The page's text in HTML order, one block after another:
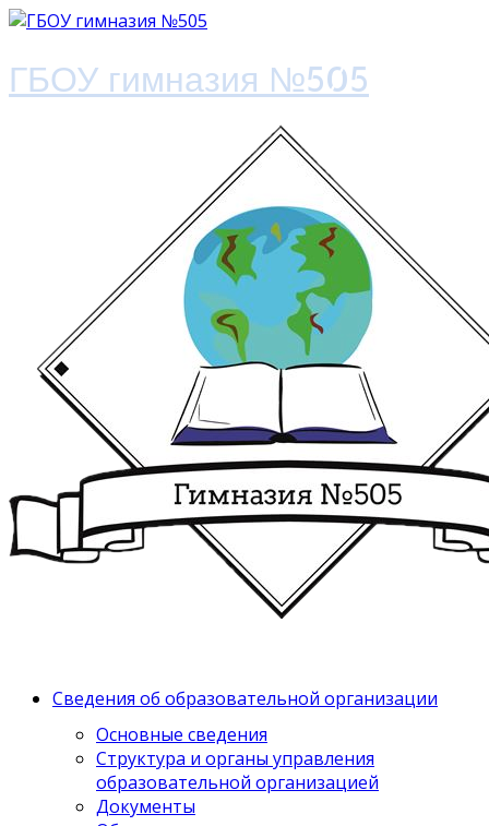
ГБОУ гимназия №505
Сведения об образовательной организации
Основные сведения
Структура и органы управления
образовательной организацией
Документы